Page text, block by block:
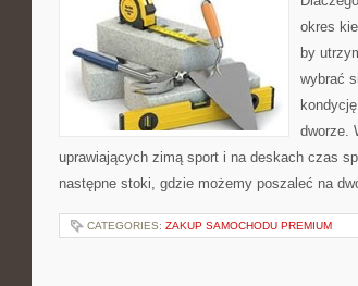
okres
by
wybrać
dworze.
uprawiających zimą sport i na deskach czas
następne stoki, gdzie możemy poszaleć na
CATEGORIES: ZAKUP SAMOCHODU PREMIUM